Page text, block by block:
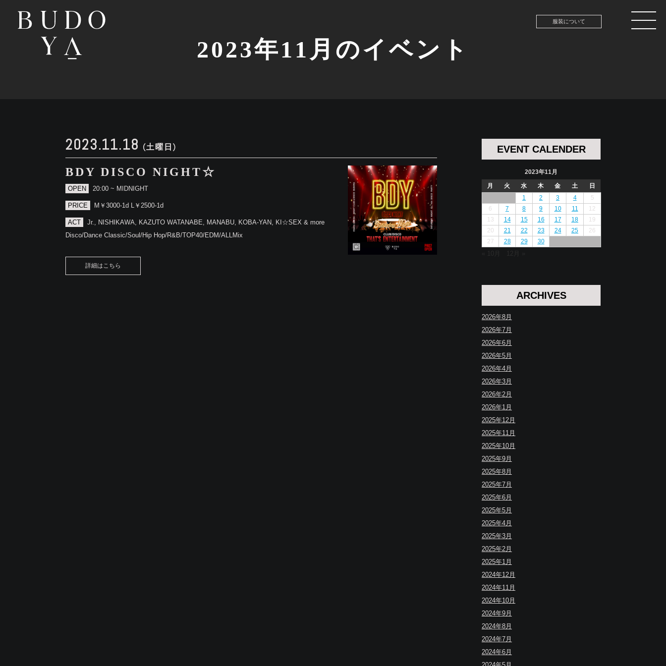
服装について
2023年11月のイベント
2023.11.18 (土曜日)
BDY DISCO NIGHT☆
OPEN 20:00 ~ MIDNIGHT
PRICE M￥3000-1d L￥2500-1d
ACT
Jr., NISHIKAWA, KAZUTO WATANABE, MANABU, KOBA-YAN, KI☆SEX & more
Disco/Dance Classic/Soul/Hip Hop/R&B/TOP40/EDM/ALLMix
詳細はこちら
EVENT CALENDER
2023年11月
月
火 水 木 金 土
日
1
2 3 4
5
6
7 8 9 10 11
12
13
14 15 16 17 18
19
20
21 22 23 24 25
26
27
28 29 30
« 10月 12月 »
ARCHIVES
2026年8月
2026年7月
2026年6月
2026年5月
2026年4月
2026年3月
2026年2月
2026年1月
2025年12月
2025年11月
2025年10月
2025年9月
2025年8月
2025年7月
2025年6月
2025年5月
2025年4月
2025年3月
2025年2月
2025年1月
2024年12月
2024年11月
2024年10月
2024年9月
2024年8月
2024年7月
2024年6月